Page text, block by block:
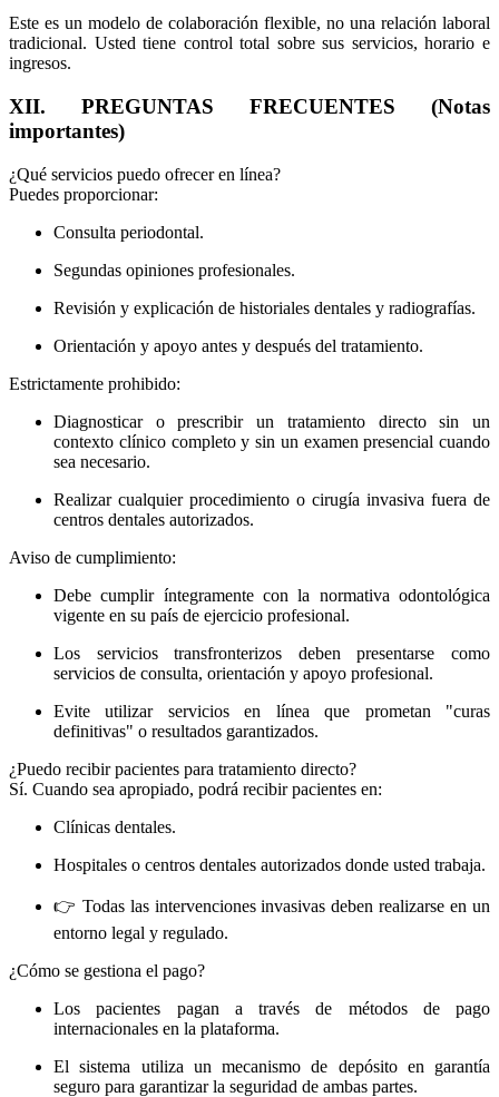
Este es un modelo de colaboración flexible, no una relación laboral
tradicional. Usted tiene control total sobre sus servicios, horario e
ingresos.
XII. PREGUNTAS FRECUENTES (Notas
importantes)
¿Qué servicios puedo ofrecer en línea?
Puedes proporcionar:
Consulta periodontal.
Segundas opiniones profesionales.
Revisión y explicación de historiales dentales y radiografías.
Orientación y apoyo antes y después del tratamiento.
Estrictamente prohibido:
Diagnosticar o prescribir un tratamiento directo sin un
contexto clínico completo y sin un examen presencial cuando
sea necesario.
Realizar cualquier procedimiento o cirugía invasiva fuera de
centros dentales autorizados.
Aviso de cumplimiento:
Debe cumplir íntegramente con la normativa odontológica
vigente en su país de ejercicio profesional.
Los servicios transfronterizos deben presentarse como
servicios de consulta, orientación y apoyo profesional.
Evite utilizar servicios en línea que prometan "curas
definitivas" o resultados garantizados.
¿Puedo recibir pacientes para tratamiento directo?
Sí. Cuando sea apropiado, podrá recibir pacientes en:
Clínicas dentales.
Hospitales o centros dentales autorizados donde usted trabaja.
👉 Todas las intervenciones invasivas deben realizarse en un
entorno legal y regulado.
¿Cómo se gestiona el pago?
Los pacientes pagan a través de métodos de pago
internacionales en la plataforma.
El sistema utiliza un mecanismo de depósito en garantía
seguro para garantizar la seguridad de ambas partes.